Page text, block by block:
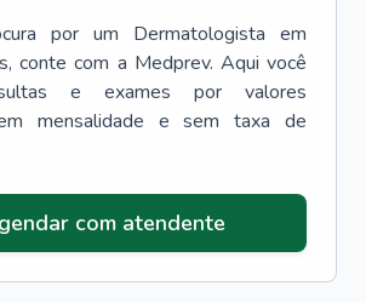
por um Dermatologista em
, conte com a Medprev. Aqui você
e exames por valores
mensalidade e sem taxa de
com atendente